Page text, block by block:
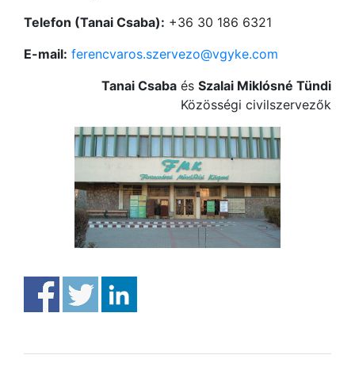
Telefon (Tanai Csaba): +36 30 186 6321
E-mail: ferencvaros.szervezo@vgyke.com
Tanai Csaba és Szalai Miklósné Tündi
Közösségi civilszervezők